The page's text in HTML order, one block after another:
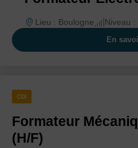
Lieu : Boulogne Niveau :
En
CDI
Formateur
(H/F)